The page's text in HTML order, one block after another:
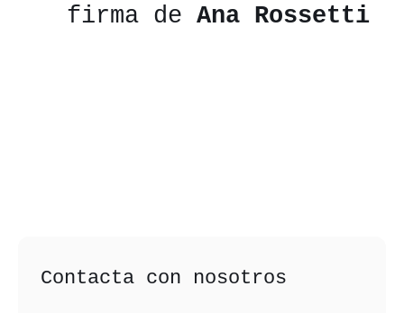
firma de Ana Rossetti
Contacta con nosotros